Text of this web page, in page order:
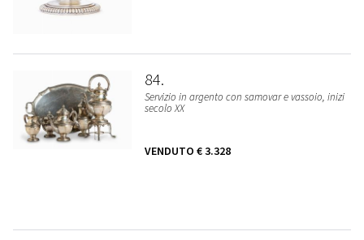
84
Servizio in argento con samovar e vassoio, inizi
secolo XX
VENDUTO € 3.328